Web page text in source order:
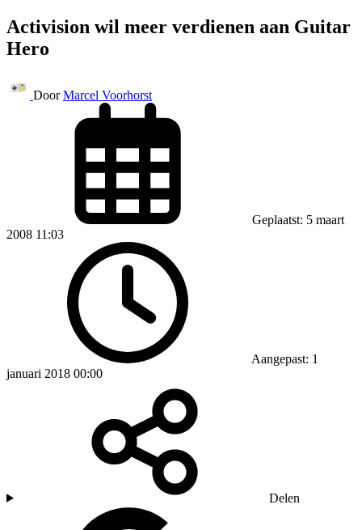
Activision wil meer verdienen aan Guitar
Hero
Door Marcel Voorhorst
Geplaatst: 5 maart
2008 11:03
Aangepast: 1
januari 2018 00:00
Delen